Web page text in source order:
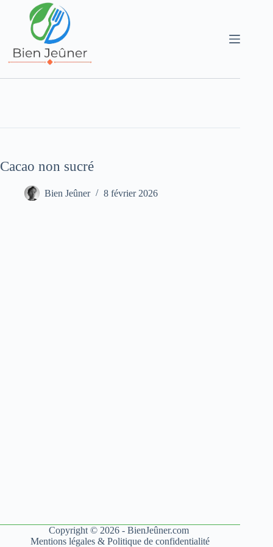
Cacao non sucré
Bien Jeûner 8 février 2026
Copyright © 2026 - BienJeûner.com
Mentions légales &Politique de confidentialité